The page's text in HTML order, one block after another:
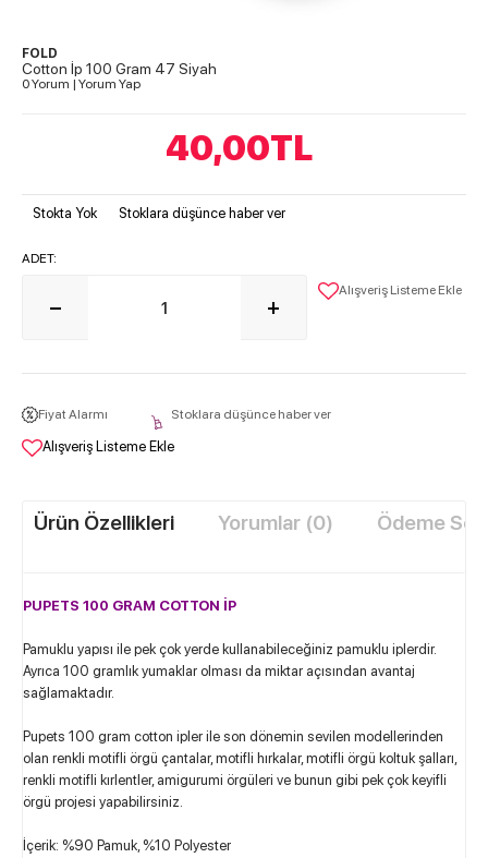
FOLD
Cotton İp 100 Gram 47 Siyah
0 Yorum | Yorum Yap
40,00TL
Stokta Yok Stoklara düşünce haber ver
ADET:
Alışveriş Listeme Ekle
Fiyat Alarmı Stoklara düşünce haber ver
Alışveriş Listeme Ekle
Ürün Özellikleri Yorumlar (0) Ödeme
PUPETS 100 GRAM COTTON İP
Pamuklu yapısı ile pek çok yerde kullanabileceğiniz pamuklu iplerdir.
Ayrıca 100 gramlık yumaklar olması da miktar açısından avantaj
sağlamaktadır.
Pupets 100 gram cotton ipler ile son dönemin sevilen modellerinden
olan renkli motifli örgü çantalar, motifli hırkalar, motifli örgü koltuk şalları,
renkli motifli kırlentler, amigurumi örgüleri ve bunun gibi pek çok keyifli
örgü projesi yapabilirsiniz.
İçerik: %90 Pamuk, %10 Polyester